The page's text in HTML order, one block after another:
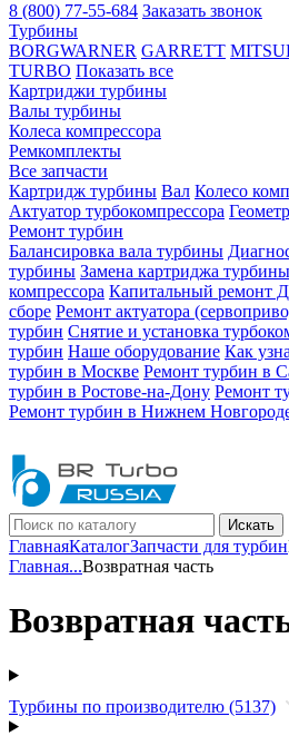
8 (800) 77-55-684 Заказать звонок
Турбины
BORGWARNER GARRETT
TURBO Показать все
Картриджи турбины
Валы турбины
Колеса компрессора
Ремкомплекты
Все запчасти
Картридж турбины Вал Колесо
Актуатор турбокомпрессора
Ремонт турбин
Балансировка вала турбины
турбины Замена картриджа турбины
компрессора Капитальный ремонт
сборе Ремонт актуатора
турбин Снятие и установка
турбин Наше оборудование Как
турбин в Москве Ремонт турбин в
турбин в Ростове-на-Дону Ремонт
Ремонт турбин в Нижнем
Искать
ГлавнаяКаталогЗапчасти для турбин
Главная...Возвратная часть
Возвратная
Турбины по производителю (5137)